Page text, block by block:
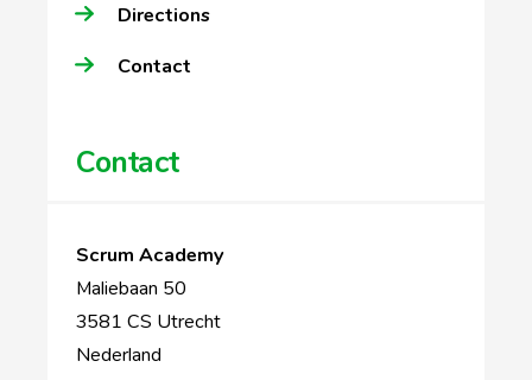
Directions
Contact
Contact
Scrum Academy
Maliebaan 50
3581 CS Utrecht
Nederland